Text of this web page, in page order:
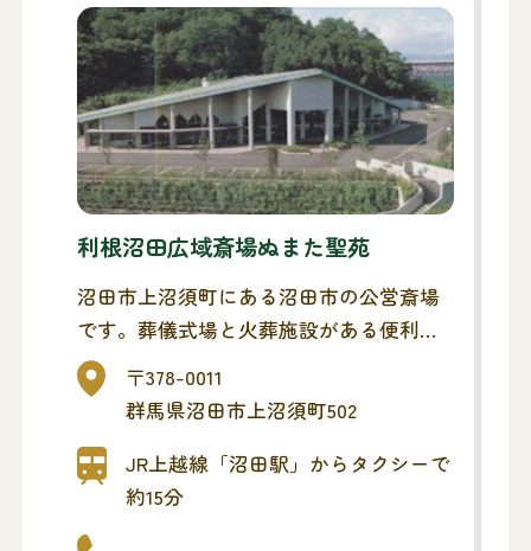
利根沼田広域斎場ぬまた聖苑
沼田市上沼須町にある沼田市の公営斎場
です。葬儀式場と火葬施設がある便利な
斎場です。家族葬から一般葬までが行え
ます。施設の予約・ご葬儀の施行サービ
スについてはメモリードで承ります。
〒378-0011
群馬県沼田市上沼須町502
JR上越線「沼田駅」からタクシーで
約15分